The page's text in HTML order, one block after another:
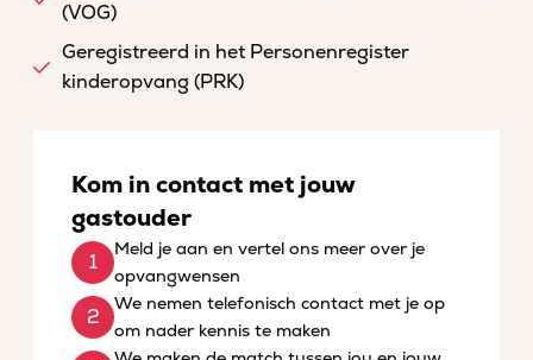
(VOG)
Geregistreerd in het Personenregister
kinderopvang (PRK)
Kom in contact met jouw
gastouder
Meld je aan en vertel ons meer over je
opvangwensen
We nemen telefonisch contact met je op
om nader kennis te maken